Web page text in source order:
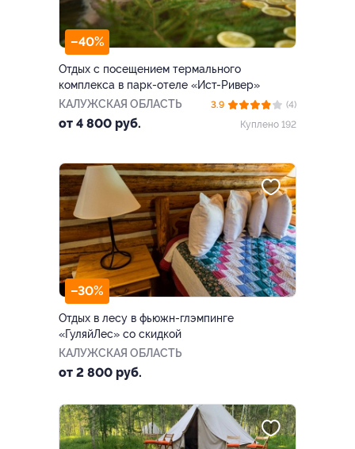
–40%
Отдых с посещением термального
комплекса в парк-отеле «Ист-Ривер»
КАЛУЖСКАЯ ОБЛАСТЬ
от 4 800 руб.
3.9
(4)
Куплено 192
–30%
Отдых в лесу в фьюжн-глэмпинге
«ГуляйЛес» со скидкой
КАЛУЖСКАЯ ОБЛАСТЬ
от 2 800 руб.